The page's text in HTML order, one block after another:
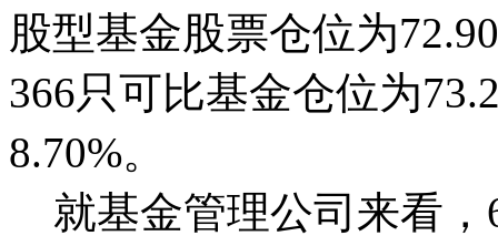
股型基金股票仓位为
366只可比基金仓位为
8.70%。
就基金管理公司来看，